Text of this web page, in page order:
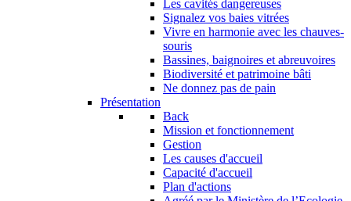
Les cavités dangereuses
Signalez vos baies vitrées
Vivre en harmonie avec les chauves-
souris
Bassines, baignoires et abreuvoires
Biodiversité et patrimoine bâti
Ne donnez pas de pain
Présentation
Back
Mission et fonctionnement
Gestion
Les causes d'accueil
Capacité d'accueil
Plan d'actions